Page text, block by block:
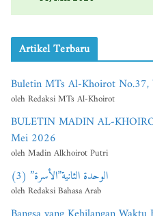
Artikel Terbaru
Buletin MTs Al-Khoirot
oleh Redaksi MTs Al-Khoirot
BULETIN MADIN AL-
Mei 2026
oleh Madin Alkhoirot Putri
الوحدة الثانية”الأسرة” (3)
oleh Redaksi Bahasa Arab